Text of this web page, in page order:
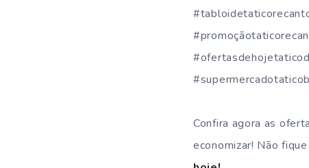
Confira agora as
economizar! Não